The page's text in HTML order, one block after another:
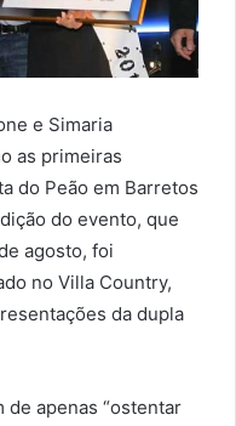
e Simaria
as primeiras
do Peão em Barretos
do evento, que
agosto, foi
no Villa Country,
da dupla
de apenas “ostentar